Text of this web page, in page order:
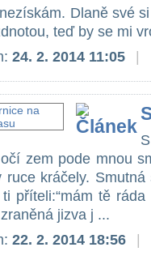
Dlaně své
teď by se mi
24. 2. 2014 11:05
zem pode mnou
ruce kráčely.
příteli:“mám tě
jizva j ...
22. 2. 2014 18:56